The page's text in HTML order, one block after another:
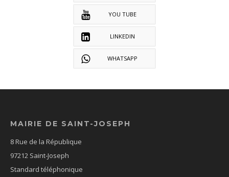
YOU TUBE
LINKEDIN
WHATSAPP
MAIRIE DE SAINT-JOSEPH
8 Rue de la République
97212 Saint-Joseph
Standard téléphonique